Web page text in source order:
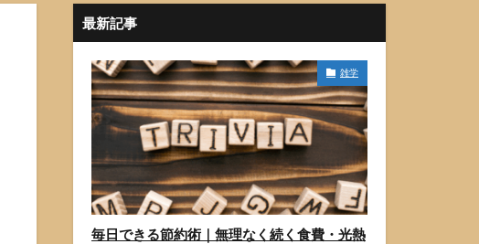
最新記事
雑学
毎日できる節約術｜無理なく続く食費・光熱